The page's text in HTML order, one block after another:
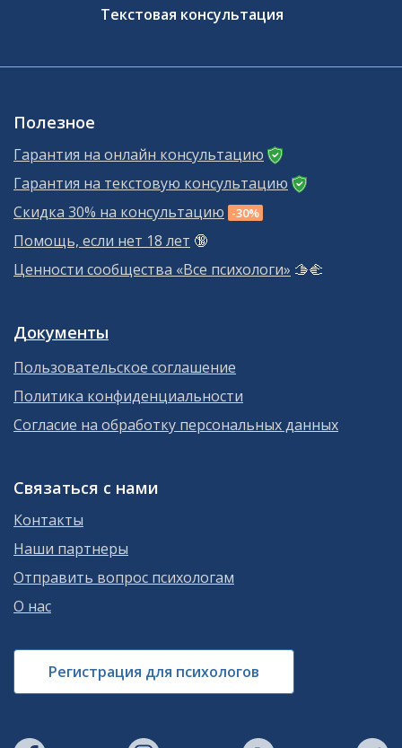
Текстовая консультация
Полезное
Гарантия на онлайн консультацию
Гарантия на текстовую консультацию
Скидка 30% на консультацию -30%
Помощь, если нет 18 лет 🔞
Ценности сообщества «Все психологи» 🫱‍🫲
Документы
Пользовательское соглашение
Политика конфиденциальности
Согласие на обработку персональных данных
Связаться с нами
Контакты
Наши партнеры
Отправить вопрос психологам
О нас
Регистрация для психологов